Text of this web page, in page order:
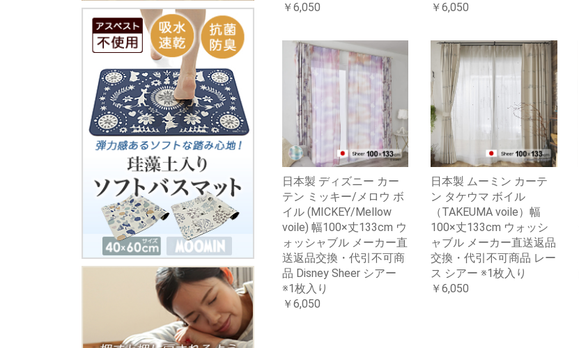
￥6,050
￥6,050
日本製 ディズニー カー
テン ミッキー/メロウ ボ
イル (MICKEY/Mellow
voile) 幅100×丈133cm ウ
ォッシャブル メーカー直
送返品交換・代引不可商
品 Disney Sheer シアー
※1枚入り
￥6,050
日本製 ムーミン カーテ
ン タケウマ ボイル
（TAKEUMA voile）幅
100×丈133cm ウォッシ
ャブル メーカー直送返品
交換・代引不可商品 レー
ス シアー ※1枚入り
￥6,050